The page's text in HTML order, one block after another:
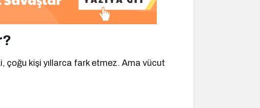
çoğu kişi yıllarca fark etmez. Ama vücut